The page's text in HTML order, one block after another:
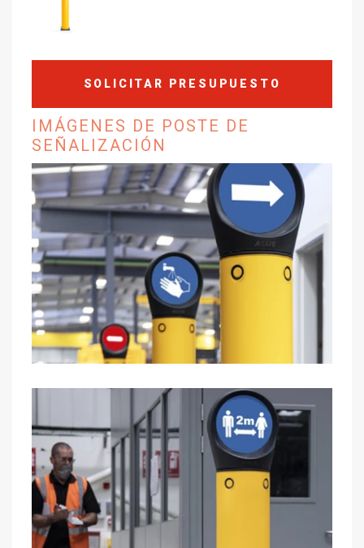
SOLICITAR PRESUPUESTO
IMÁGENES DE POSTE DE
SEÑALIZACIÓN